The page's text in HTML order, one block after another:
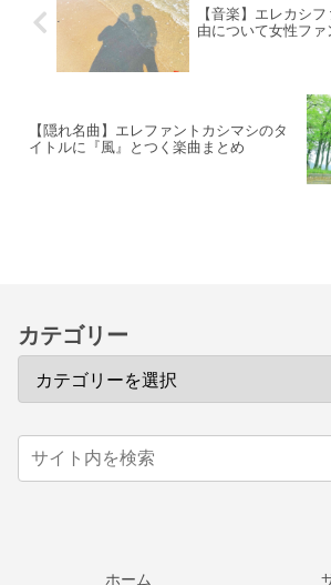
【音楽】エレカシ
由について女性フ
【隠れ名曲】エレファントカシマシのタ
イトルに『風』とつく楽曲まとめ
カテゴリー
ホーム